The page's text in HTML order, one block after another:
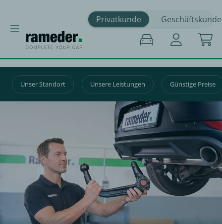
Privatkunde Geschäftskunde
Unser Standort Unsere Leistungen Günstige Preise